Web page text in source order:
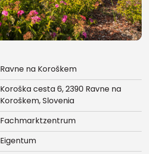
Ravne na Koroškem
Koroška cesta 6, 2390 Ravne na
Koroškem, Slovenia
Fachmarktzentrum
Eigentum